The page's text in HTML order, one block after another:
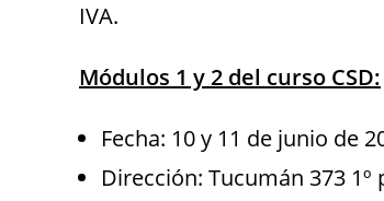
IVA.
Módulos 1 y 2 del curso CSD:
Fecha: 10 y 11 de junio de
Dirección: Tucumán 373